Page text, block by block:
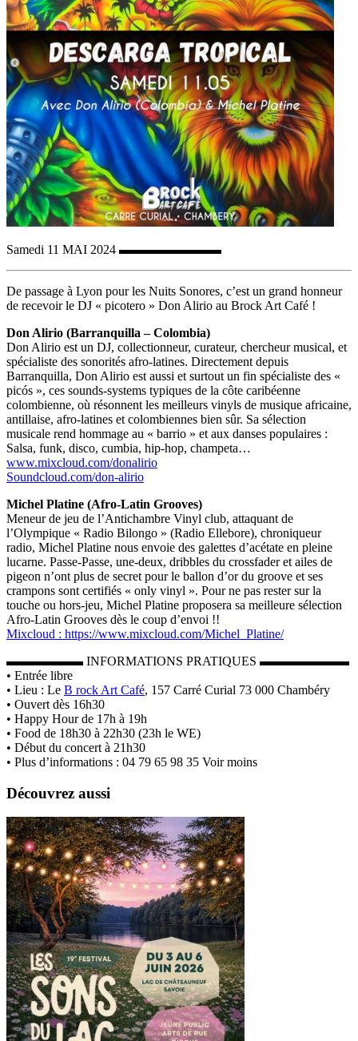
Samedi 11 MAI 2024 ▬▬▬▬▬▬▬▬
De passage à Lyon pour les Nuits Sonores, c’est un grand honneur
de recevoir le DJ « picotero » Don Alirio au Brock Art Café !
Don Alirio (Barranquilla – Colombia)
Don Alirio est un DJ, collectionneur, curateur, chercheur musical, et
spécialiste des sonorités afro-latines. Directement depuis
Barranquilla, Don Alirio est aussi et surtout un fin spécialiste des «
picós », ces sounds-systems typiques de la côte caribéenne
colombienne, où résonnent les meilleurs vinyls de musique africaine,
antillaise, afro-latines et colombiennes bien sûr. Sa sélection
musicale rend hommage au « barrio » et aux danses populaires :
Salsa, funk, disco, cumbia, hip-hop, champeta…
www.mixcloud.com/donalirio
Soundcloud.com/don-alirio
Michel Platine (Afro-Latin Grooves)
Meneur de jeu de l’Antichambre Vinyl club, attaquant de
l’Olympique « Radio Bilongo » (Radio Ellebore), chroniqueur
radio, Michel Platine nous envoie des galettes d’acétate en pleine
lucarne. Passe-Passe, une-deux, dribbles du crossfader et ailes de
pigeon n’ont plus de secret pour le ballon d’or du groove et ses
crampons sont certifiés « only vinyl ». Pour ne pas rester sur la
touche ou hors-jeu, Michel Platine proposera sa meilleure sélection
Afro-Latin Grooves dès le coup d’envoi !!
Mixcloud : https://www.mixcloud.com/Michel_Platine/
▬▬▬▬▬▬ INFORMATIONS PRATIQUES ▬▬▬▬▬▬▬
• Entrée libre
• Lieu : Le B rock Art Café, 157 Carré Curial 73 000 Chambéry
• Ouvert dès 16h30
• Happy Hour de 17h à 19h
• Food de 18h30 à 22h30 (23h le WE)
• Début du concert à 21h30
• Plus d’informations : 04 79 65 98 35 Voir moins
Découvrez aussi